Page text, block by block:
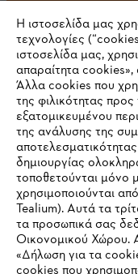
Εταιρεία
STIHL Συχνές
Η ιστοσελίδα μας
τεχνολογίες
ιστοσελίδα μας,
απαραίτητα
Άλλα cookies που
της φιλικότητας
εξατομικευμένου
της ανάλυσης της
δημιουργίας
τοποθετούνται μόνο
χρησιμοποιούνται
Tealium). Αυτά τα
τα προσωπικά σας
Οικονομικού Χώρου.
«Δήλωση για τα